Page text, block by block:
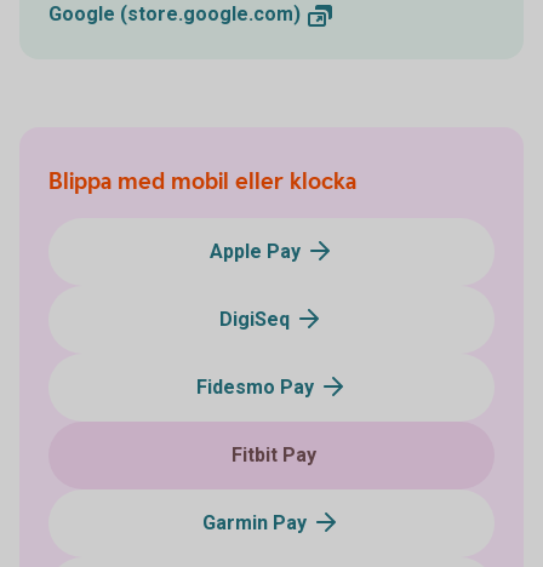
Google (store.google.com)
Blippa med mobil eller klocka
Apple Pay
DigiSeq
Fidesmo Pay
Fitbit Pay
Garmin Pay